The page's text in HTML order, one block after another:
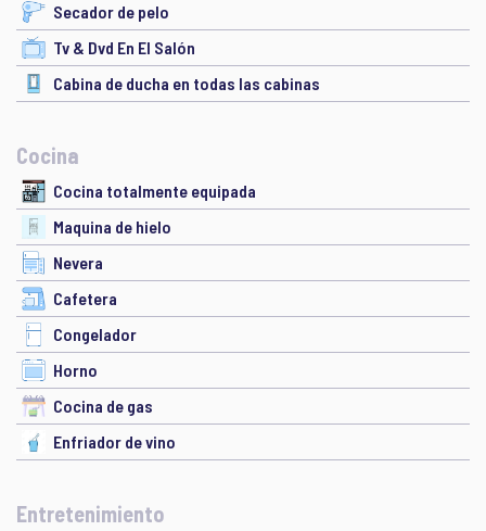
Secador de pelo
Tv & Dvd En El Salón
Cabina de ducha en todas las cabinas
Cocina
Cocina totalmente equipada
Maquina de hielo
Nevera
Cafetera
Congelador
Horno
Cocina de gas
Enfriador de vino
Entretenimiento